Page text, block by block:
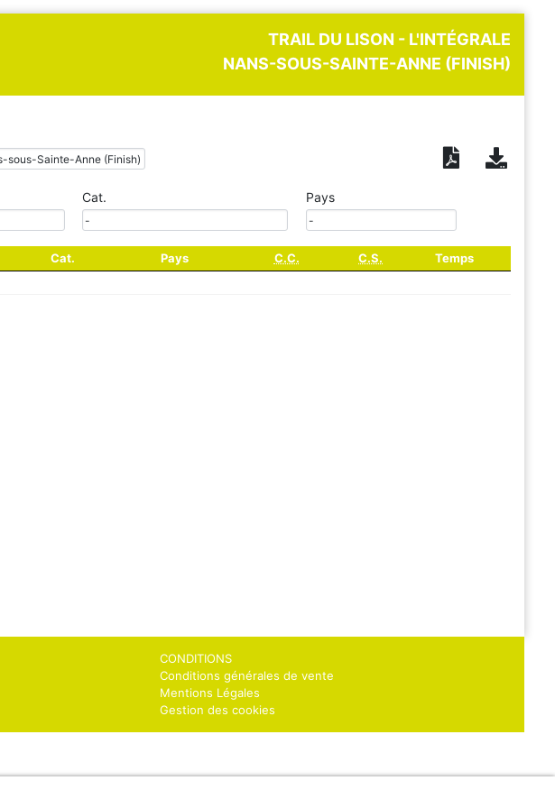
TRAIL DU LISON - L'INTÉGRALE
NANS-SOUS-SAINTE-ANNE (FINISH)
Cat. Pays
Cat. Pays C.C. C.S.
Temps
CONDITIONS
Conditions générales de vente
Mentions Légales
Gestion des cookies